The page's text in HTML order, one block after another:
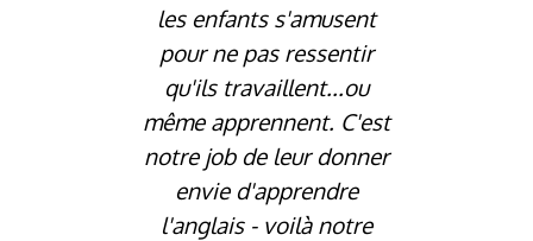
les enfants s'amusent
pour ne pas ressentir
qu'ils travaillent...ou
même apprennent. C'est
notre job de leur donner
envie d'apprendre
l'anglais - voilà notre